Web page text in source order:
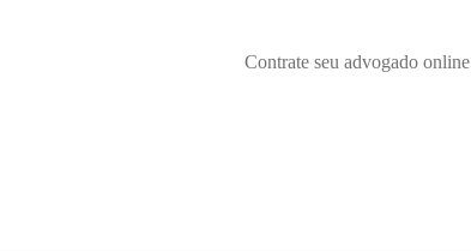
Contrate seu advogado online